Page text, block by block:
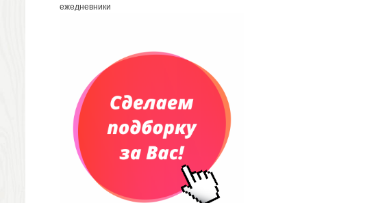
Несессеры и косметички
Сумки спортивные
Портфели
Чехлы для планшетов и ноутбуков
Сумка на пояс или шею
Аксессуары
Женские сумки
Уютный дом
ежедневники